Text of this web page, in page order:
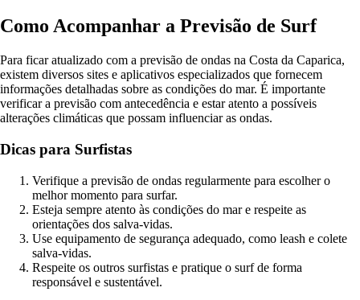
Como Acompanhar a Previsão de Surf
Para ficar atualizado com a previsão de ondas na Costa da Caparica,
existem diversos sites e aplicativos especializados que fornecem
informações detalhadas sobre as condições do mar. É importante
verificar a previsão com antecedência e estar atento a possíveis
alterações climáticas que possam influenciar as ondas.
Dicas para Surfistas
Verifique a previsão de ondas regularmente para escolher o
melhor momento para surfar.
Esteja sempre atento às condições do mar e respeite as
orientações dos salva-vidas.
Use equipamento de segurança adequado, como leash e colete
salva-vidas.
Respeite os outros surfistas e pratique o surf de forma
responsável e sustentável.